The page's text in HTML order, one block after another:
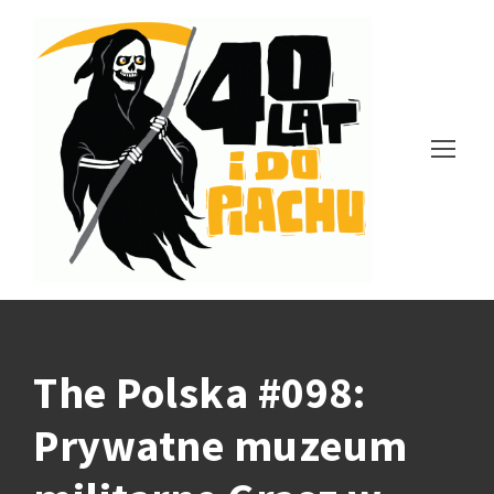
The Polska #098:
Prywatne muzeum